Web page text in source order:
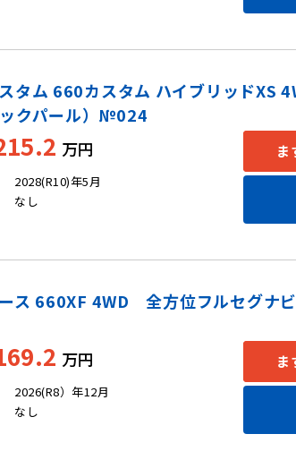
タム 660カスタム ハイブリッドXS
ックパール）№024
万円
2028(R10)年5月
なし
ま
ス 660XF 4WD 全方位フルセグナ
万円
2026(R8）年12月
なし
ま